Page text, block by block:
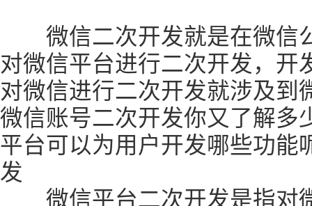
微信二次开发就是在微信
对微信平台进行二次开发，开
对微信进行二次开发就涉及到
微信账号二次开发你又了解多
平台可以为用户开发哪些功能
发
微信平台二次开发是指对